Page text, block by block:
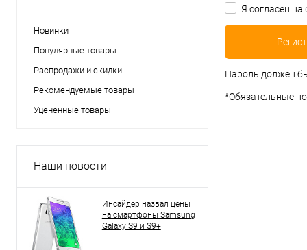
Новинки
Популярные товары
Распродажи и скидки
Рекомендуемые товары
Уцененные товары
Наши новости
Инсайдер назвал цены
на смартфоны Samsung
Galaxy S9 и S9+
Я согласен на
Пароль должен
*Обязательные